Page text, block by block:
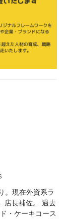
。現在外資系ラ
店長補佐。 過去
・ケーキコース